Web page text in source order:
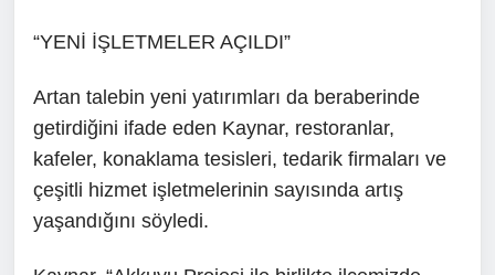
“YENİ İŞLETMELER AÇILDI”
Artan talebin yeni yatırımları da beraberinde
getirdiğini ifade eden Kaynar, restoranlar,
kafeler, konaklama tesisleri, tedarik firmaları ve
çeşitli hizmet işletmelerinin sayısında artış
yaşandığını söyledi.